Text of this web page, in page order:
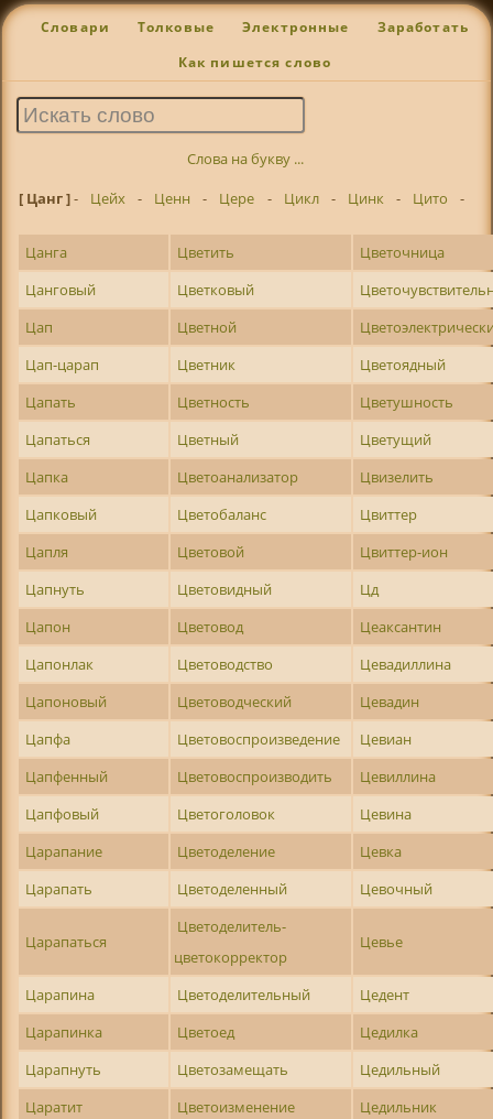
Словари Толковые Электронные Заработать
Как пишется слово
Слова на букву ...
[ Цанг ]- Цейх - Ценн - Цере - Цикл - Цинк - Цито -
Цанга Цветить
Цветочница
Цанговый
Цветковый
Цап
Цветной
Цап-царап
Цветник
Цветоядный
Цапать
Цветность
Цветушность
Цапаться
Цветный
Цветущий
Цапка
Цветоанализатор
Цвизелить
Цапковый
Цветобаланс
Цвиттер
Цапля
Цветовой
Цвиттер-ион
Цапнуть
Цветовидный
Цд
Цапон
Цветовод
Цеаксантин
Цапонлак
Цветоводство
Цевадиллина
Цапоновый
Цветоводческий
Цевадин
Цапфа
Цветовоспроизведение
Цевиан
Цапфенный
Цветовоспроизводить
Цевиллина
Цапфовый
Цветоголовок
Цевина
Царапание
Цветоделение
Цевка
Царапать
Цветоделенный Цевочный
Царапаться
Цветоделитель-
цветокорректор
Цевье
Царапина Цветоделительный
Цедент
Царапинка
Цветоед
Цедилка
Царапнуть
Цветозамещать
Цедильный
Царатит
Цветоизменение
Цедильник